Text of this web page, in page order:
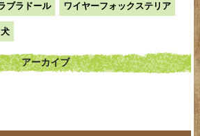
ブラドール ワイヤーフォックステリア
アーカイブ